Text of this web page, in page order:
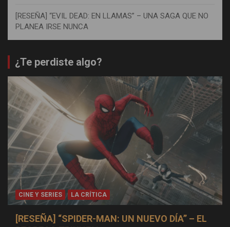
[RESEÑA] “EVIL DEAD: EN LLAMAS” – UNA SAGA QUE NO
PLANEA IRSE NUNCA
¿Te perdiste algo?
CINE Y SERIES LA CRÍTICA
[RESEÑA] “SPIDER-MAN: UN NUEVO DÍA” – EL